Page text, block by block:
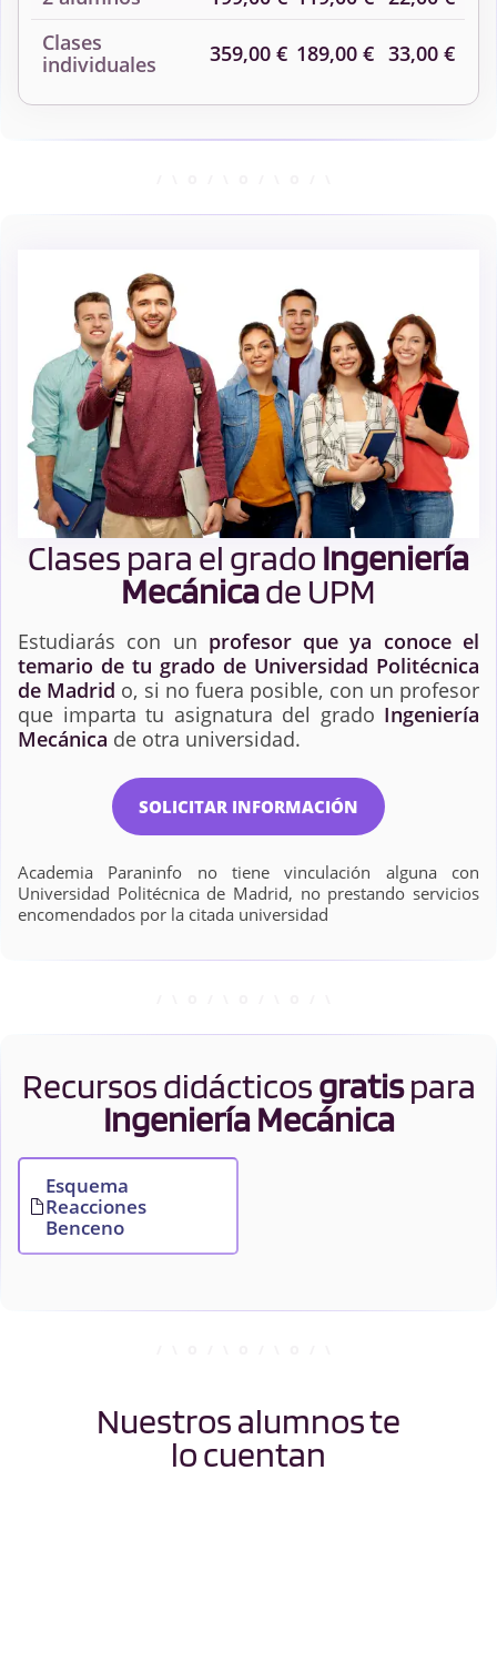
Clases
individuales
359,00 € 189,00 € 33,00 €
Clases para el grado Ingeniería
Mecánicade UPM
Estudiarás con un profesor que ya conoce el
temario de tu grado de Universidad Politécnica
de Madrid o, si no fuera posible, con un profesor
que imparta tu asignatura del grado Ingeniería
Mecánica de otra universidad.
SOLICITAR INFORMACIÓN
Academia Paraninfo no tiene vinculación alguna con
Universidad Politécnica de Madrid, no prestando servicios
encomendados por la citada universidad
Recursos didácticosgratispara
Ingeniería Mecánica
Esquema
Reacciones
Benceno
Nuestros alumnos te
lo cuentan